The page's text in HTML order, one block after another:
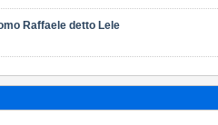
Raffaele detto Lele